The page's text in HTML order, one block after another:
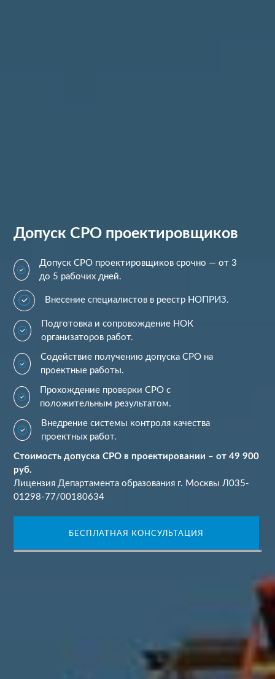
Допуск СРО проектировщиков
Допуск СРО проектировщиков срочно — от 3
до 5 рабочих дней.
Внесение специалистов в реестр НОПРИЗ.
Подготовка и сопровождение НОК
организаторов работ.
Содействие получению допуска СРО на
проектные работы.
Прохождение проверки СРО с
положительным результатом.
Внедрение системы контроля качества
проектных работ.
Стоимость допуска СРО в проектировании – от 49 900
руб.
Лицензия Департамента образования г. Москвы Л035-
01298-77/00180634
БЕСПЛАТНАЯ КОНСУЛЬТАЦИЯ